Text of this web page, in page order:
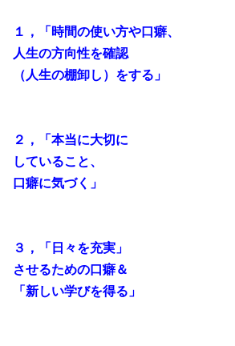
１，「時間の使い方や口癖、
人生の方向性を確認
（人生の棚卸し）をする」
２，「本当に大切に
していること、
口癖に気づく」
３，「日々を充実」
させるための口癖＆
「新しい学びを得る」